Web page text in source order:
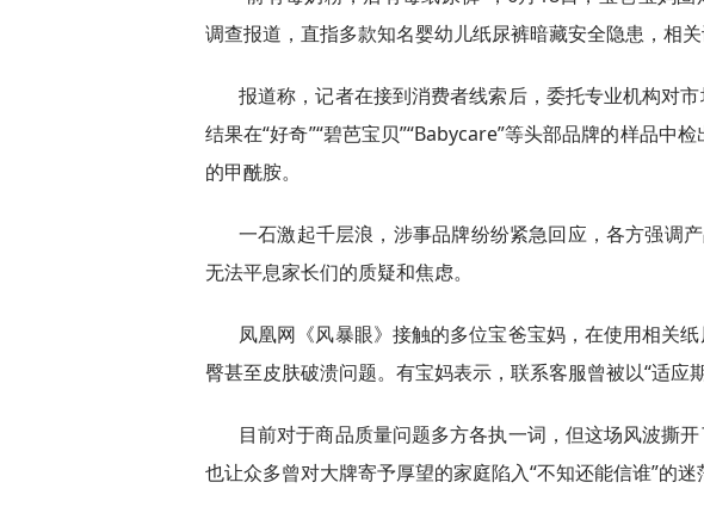
调查报道，直指多款知名婴幼儿纸尿裤暗藏安全隐患，相关
报道称，记者在接到消费者线索后，委托专业机构对
结果在“好奇”“碧芭宝贝”“Babycare”等头部品牌的样品中
的甲酰胺。
一石激起千层浪，涉事品牌纷纷紧急回应，各方强调
无法平息家长们的质疑和焦虑。
凤凰网《风暴眼》接触的多位宝爸宝妈，在使用相关
臀甚至皮肤破溃问题。有宝妈表示，联系客服曾被以“适应期
目前对于商品质量问题多方各执一词，但这场风波撕
也让众多曾对大牌寄予厚望的家庭陷入“不知还能信谁”的迷